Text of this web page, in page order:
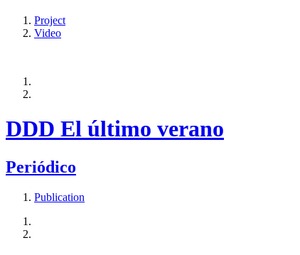
Project
Video
DDD El último verano
Periódico
Publication